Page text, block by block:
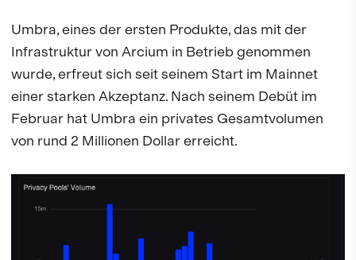
Umbra, eines der ersten Produkte, das mit der
Infrastruktur von Arcium in Betrieb genommen
wurde, erfreut sich seit seinem Start im Mainnet
einer starken Akzeptanz. Nach seinem Debüt im
Februar hat Umbra ein privates Gesamtvolumen
von rund 2 Millionen Dollar erreicht.